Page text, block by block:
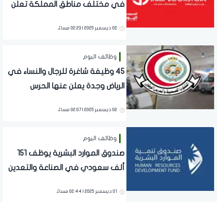
في مختلف مناطق المملكة تعلن
02 ديسمبر 2025 | 02:23 مساءً
وظائف اليوم
45 وظيفة شاغرة للرجال والنساء في
الرياض وجدة يعلن عنها الحرس
02 ديسمبر 2025 | 02:07 مساءً
وظائف اليوم
صندوق الموارد البشرية يوظف 151
ألف سعودي في الصناعة والتعدين
01 ديسمبر 2025 | 02:44 مساءً